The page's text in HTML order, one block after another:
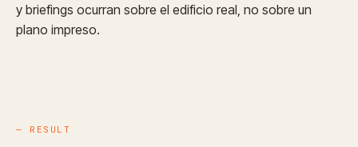
y briefings ocurran sobre el edificio real, no sobre un
plano impreso.
— RESULT